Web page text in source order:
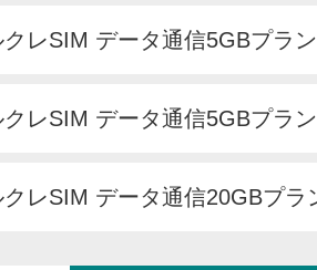
クレSIM データ通信5GBプラン
クレSIM データ通信5GBプラン
クレSIM データ通信20GBプラ